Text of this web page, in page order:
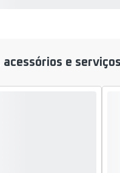
acessórios e